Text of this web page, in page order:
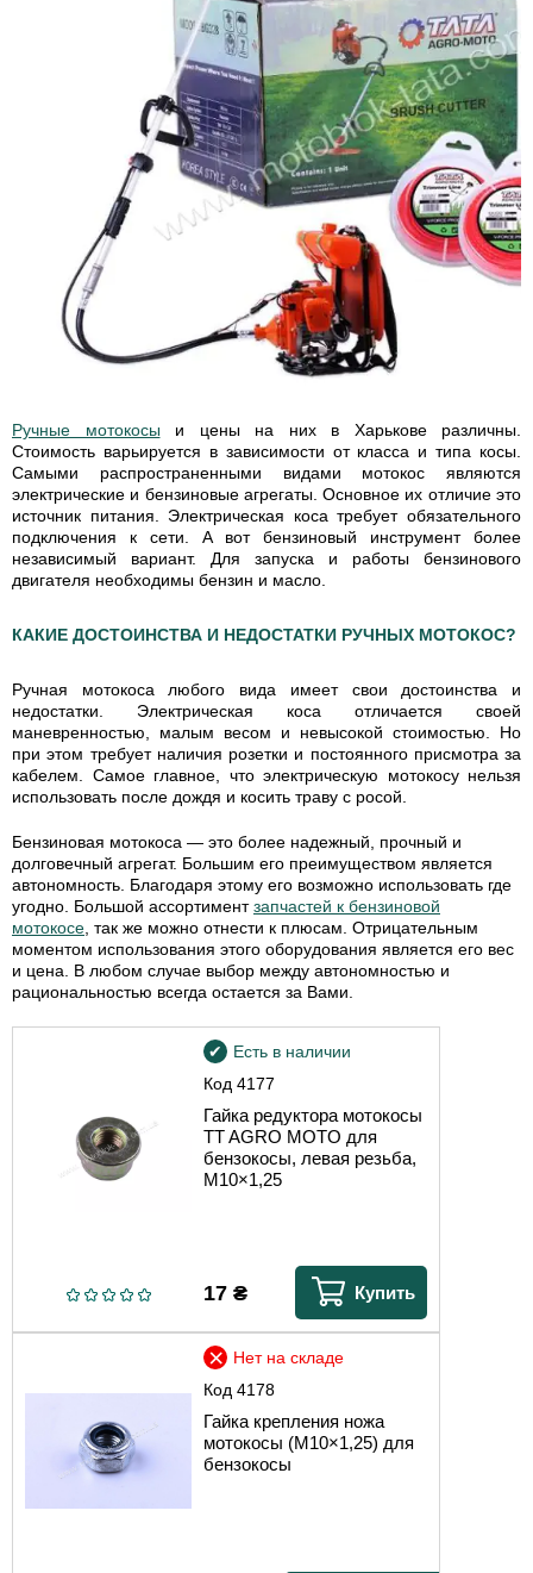
Ручные мотокосы и цены на них в Харькове различны.
Стоимость варьируется в зависимости от класса и типа косы.
Самыми распространенными видами мотокос являются
электрические и бензиновые агрегаты. Основное их отличие это
источник питания. Электрическая коса требует обязательного
подключения к сети. А вот бензиновый инструмент более
независимый вариант. Для запуска и работы бензинового
двигателя необходимы бензин и масло.
КАКИЕ ДОСТОИНСТВА И НЕДОСТАТКИ РУЧНЫХ МОТОКОС?
Ручная мотокоса любого вида имеетсвои достоинства и
недостатки. Электрическая коса отличается своей
маневренностью, малым весом и невысокой стоимостью. Но
при этом требует наличия розетки и постоянного присмотра за
кабелем. Самое главное, что электрическую мотокосу нельзя
использовать после дождя и косить траву с росой.
Бензиновая мотокоса — это более надежный, прочный и
долговечный агрегат. Большим его преимуществом является
автономность. Благодаря этому его возможно использовать где
угодно. Большой ассортиментзапчастей к бензиновой
мотокосе , так же можно отнести к плюсам. Отрицательным
моментом использования этого оборудования является его вес
и цена. В любом случае выбор между автономностью и
рациональностью всегда остается за Вами.
Код 4177
Есть в наличии
Гайка редуктора мотокосы
TT AGRO MOTO для
бензокосы, левая резьба,
М10×1,25
17 ₴ Купить
Код 4178
Нет на складе
Гайка крепления ножа
мотокосы (М10×1,25) для
бензокосы